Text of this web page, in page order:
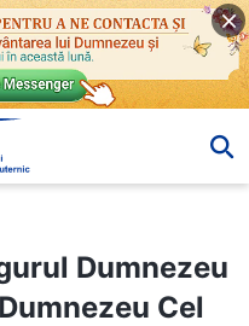
Dumnezeu
Cel